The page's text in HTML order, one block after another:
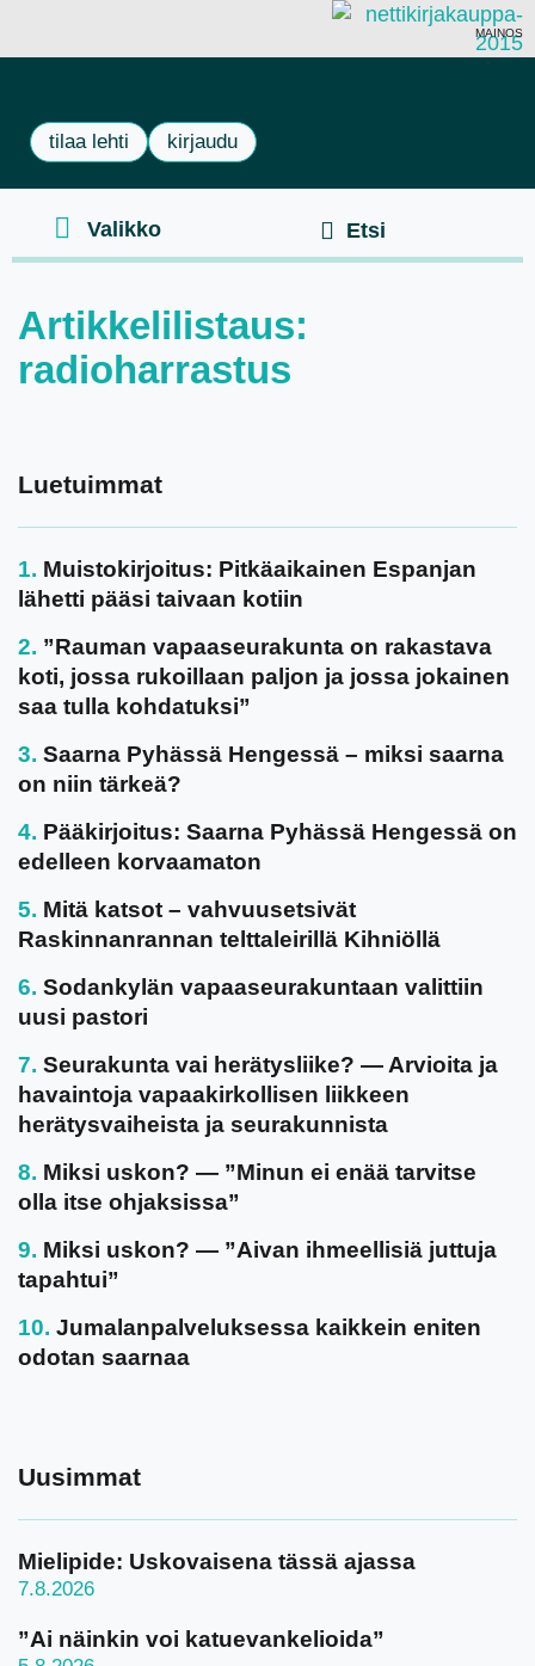
MAINOS
tilaa lehti kirjaudu
Artikkelilistaus:
radioharrastus
Luetuimmat
Muistokirjoitus: Pitkäaikainen Espanjan
lähetti pääsi taivaan kotiin
”Rauman vapaaseurakunta on rakastava
koti, jossa rukoillaan paljon ja jossa jokainen
saa tulla kohdatuksi”
Saarna Pyhässä Hengessä – miksi saarna
on niin tärkeä?
Pääkirjoitus: Saarna Pyhässä Hengessä on
edelleen korvaamaton
Mitä katsot – vahvuusetsivät
Raskinnanrannan telttaleirillä Kihniöllä
Sodankylän vapaaseurakuntaan valittiin
uusi pastori
Seurakunta vai herätysliike? — Arvioita ja
havaintoja vapaakirkollisen liikkeen
herätysvaiheista ja seurakunnista
Miksi uskon? — ”Minun ei enää tarvitse
olla itse ohjaksissa”
Miksi uskon? — ”Aivan ihmeellisiä juttuja
tapahtui”
Jumalanpalveluksessa kaikkein eniten
odotan saarnaa
Uusimmat
Mielipide: Uskovaisena tässä ajassa
7.8.2026
”Ai näinkin voi katuevankelioida”